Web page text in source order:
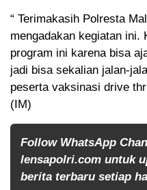
“ Terimakasih Polresta
mengadakan kegiatan ini.
program ini karena bisa
jadi bisa sekalian jalan-
peserta vaksinasi drive
(IM)
Follow WhatsApp
lensapolri.com untuk
berita terbaru setiap